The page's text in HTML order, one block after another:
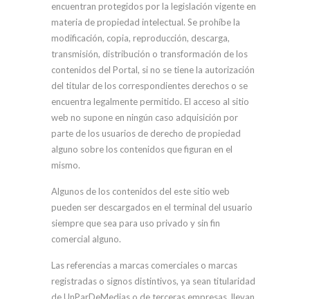
encuentran protegidos por la legislación vigente en
materia de propiedad intelectual. Se prohíbe la
modificación, copia, reproducción, descarga,
transmisión, distribución o transformación de los
contenidos del Portal, si no se tiene la autorización
del titular de los correspondientes derechos o se
encuentra legalmente permitido. El acceso al sitio
web no supone en ningún caso adquisición por
parte de los usuarios de derecho de propiedad
alguno sobre los contenidos que figuran en el
mismo.
Algunos de los contenidos del este sitio web
pueden ser descargados en el terminal del usuario
siempre que sea para uso privado y sin fin
comercial alguno.
Las referencias a marcas comerciales o marcas
registradas o signos distintivos, ya sean titularidad